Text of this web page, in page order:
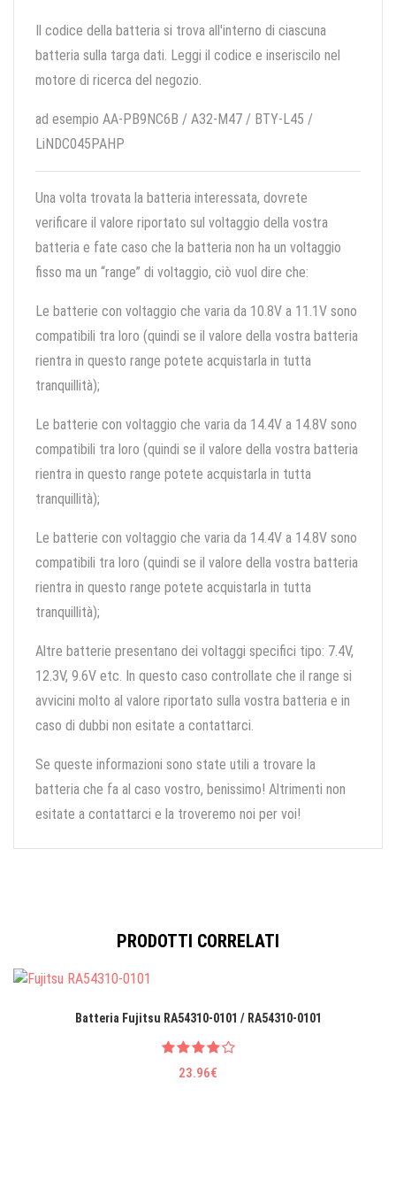
Il codice della batteria si trova all'interno di ciascuna
batteria sulla targa dati. Leggi il codice e inseriscilo nel
motore di ricerca del negozio.
ad esempio AA-PB9NC6B / A32-M47 / BTY-L45 /
LiNDC045PAHP
Una volta trovata la batteria interessata, dovrete
verificare il valore riportato sul voltaggio della vostra
batteria e fate caso che la batteria non ha un voltaggio
fisso ma un “range” di voltaggio, ciò vuol dire che:
Le batterie con voltaggio che varia da 10.8V a 11.1V sono
compatibili tra loro (quindi se il valore della vostra batteria
rientra in questo range potete acquistarla in tutta
tranquillità);
Le batterie con voltaggio che varia da 14.4V a 14.8V sono
compatibili tra loro (quindi se il valore della vostra batteria
rientra in questo range potete acquistarla in tutta
tranquillità);
Le batterie con voltaggio che varia da 14.4V a 14.8V sono
compatibili tra loro (quindi se il valore della vostra batteria
rientra in questo range potete acquistarla in tutta
tranquillità);
Altre batterie presentano dei voltaggi specifici tipo: 7.4V,
12.3V, 9.6V etc. In questo caso controllate che il range si
avvicini molto al valore riportato sulla vostra batteria e in
caso di dubbi non esitate a contattarci.
Se queste informazioni sono state utili a trovare la
batteria che fa al caso vostro, benissimo! Altrimenti non
esitate a contattarci e la troveremo noi per voi!
PRODOTTI CORRELATI
Batteria Fujitsu RA54310-0101 / RA54310-0101
23.96€